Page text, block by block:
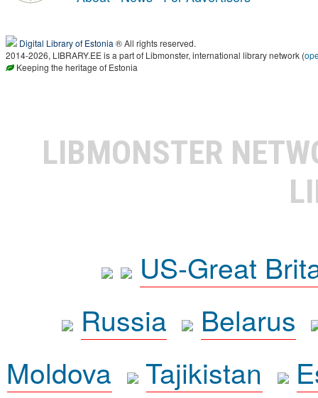
Digital Library of Estonia ® All rights reserved.
2014-2026, LIBRARY.EE is a part of Libmonster, international library network (
Keeping the heritage of Estonia
LIBMONSTER
US-Great
Russia
Belarus
Moldova
Tajikistan